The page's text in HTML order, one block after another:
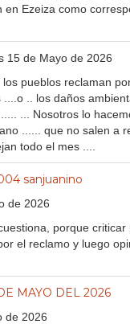
en Ezeiza como
15 de Mayo de 2026
pueblos reclaman
.. los daños
... Nosotros lo
...... que no salen a
todo el mes ....
sanjuanino
de 2026
porque
el reclamo y luego
MAYO DEL 2026
de 2026